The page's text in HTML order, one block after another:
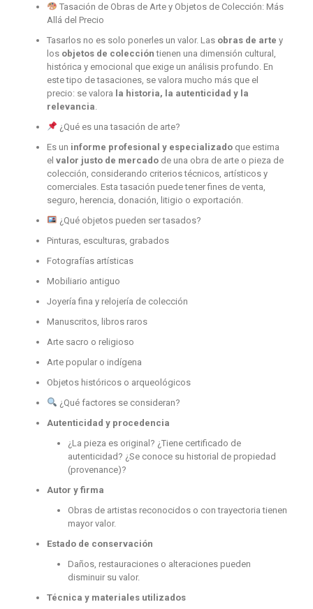
Tasación de Obras de Arte y Objetos de Colección: Más
Allá del Precio
Tasarlos no es solo ponerles un valor. Las obras de arte y
los objetos de colección tienen una dimensión cultural,
histórica y emocional que exige un análisis profundo. En
este tipo de tasaciones, se valora mucho más que el
precio: se valora la historia, la autenticidad y la
relevancia
¿Qué es una tasación de arte?
Es un informe profesional y especializadoque estima
el valor justo de mercadode una obra de arte o pieza de
colección, considerando criterios técnicos, artísticos y
comerciales. Esta tasación puede tener fines de venta,
seguro, herencia, donación, litigio o exportación.
¿Qué objetos pueden ser tasados?
Pinturas, esculturas, grabados
Fotografías artísticas
Mobiliario antiguo
Joyería fina y relojería de colección
Manuscritos, libros raros
Arte sacro o religioso
Arte popular o indígena
Objetos históricos o arqueológicos
¿Qué factores se consideran?
Autenticidad y procedencia
¿La pieza es original? ¿Tiene certificado de
autenticidad? ¿Se conoce su historial de propiedad
(provenance)?
Autor y firma
Obras de artistas reconocidos o con trayectoria tienen
mayor valor.
Estado de conservación
Daños, restauraciones o alteraciones pueden
disminuir su valor.
Técnica y materiales utilizados